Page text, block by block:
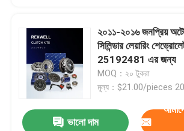
২০১১-২০১৬ জনপ্রিয়
সিলিন্ডার লেয়ারিং
25192481 এর জন্য
MOQ：২০ টুকরা
মূল্য：$21.00/pieces
ভালো দাম